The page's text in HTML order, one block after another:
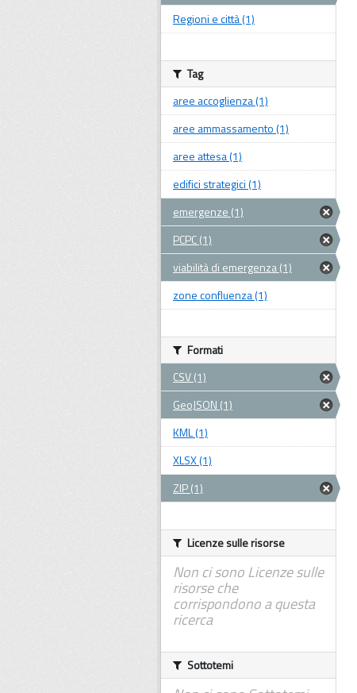
Regioni e città (1)
Tag
aree accoglienza (1)
aree ammassamento (1)
aree attesa (1)
edifici strategici (1)
emergenze (1)
PCPC (1)
viabilità di emergenza (1)
zone confluenza (1)
Formati
CSV (1)
GeoJSON (1)
KML (1)
XLSX (1)
ZIP (1)
Licenze sulle risorse
Non ci sono Licenze sulle
risorse che
corrispondono a questa
ricerca
Sottotemi